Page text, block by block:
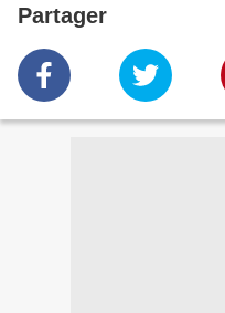
Partager